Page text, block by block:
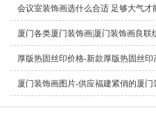
会议室装饰画选什么合适 足够大气才
厦门各类厦门装饰画|厦门装饰画良联
厚版热固丝印价格-新款厚版热固丝印
厦门装饰画图片-供应福建紧俏的厦门